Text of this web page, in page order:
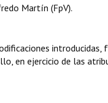
Martín (FpV).
en ejercicio de las